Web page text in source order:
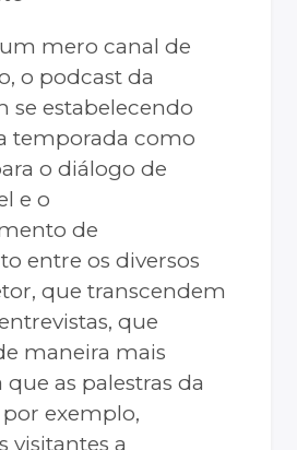
mero canal de
o podcast da
se estabelecendo
temporada como
o diálogo de
e o
de
entre os diversos
que transcendem
que
maneira mais
as palestras da
exemplo,
visitantes a